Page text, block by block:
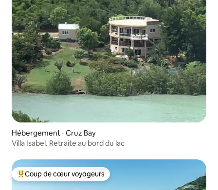
Hébergement ⋅ Cruz Bay
Villa Isabel. Retraite au bord du lac
Coups de cœur voyageurs les plus appréciés
Coup de cœur voyageurs